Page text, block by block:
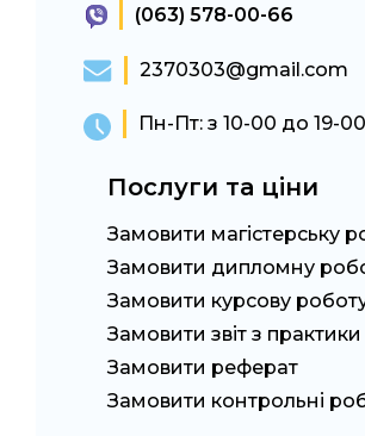
(063) 578-00-66
2370303@gmail.com
Пн-Пт: з 10-00 до 19-00
Послуги та ціни
Замовити магістерську
Замовити дипломну
Замовити курсову
Замовити звіт з практики
Замовити реферат
Замовити контрольні